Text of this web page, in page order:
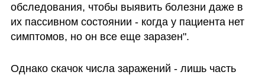
обследования, чтобы выявить болезни даже в
их пассивном состоянии - когда у пациента нет
симптомов, но он все еще заразен".
Однако скачок числа заражений - лишь часть